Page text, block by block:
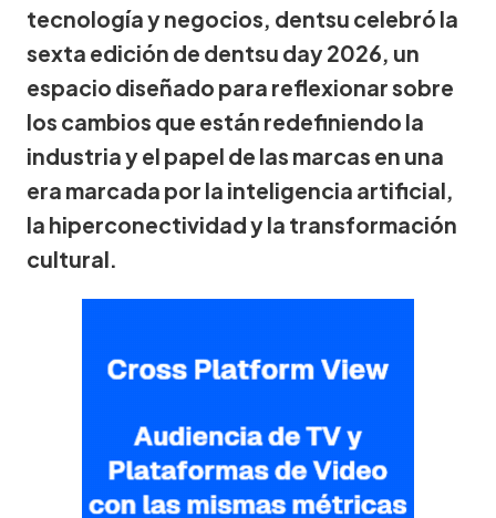
tecnología y negocios, dentsu celebró la
sexta edición de dentsu day 2026, un
espacio diseñado para reflexionar sobre
los cambios que están redefiniendo la
industria y el papel de las marcas en una
era marcada por la inteligencia artificial,
la hiperconectividad y la transformación
cultural.